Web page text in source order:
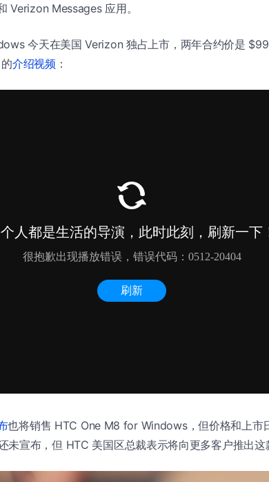
Verizon Messages 应用。
今天在美国 Verizon 独占上市，两年合约价是
介绍视频 ：
也将销售 HTC One M8 for Windows，但价格和上市
未宣布，但 HTC 美国区总裁表示将向更多客户推出这